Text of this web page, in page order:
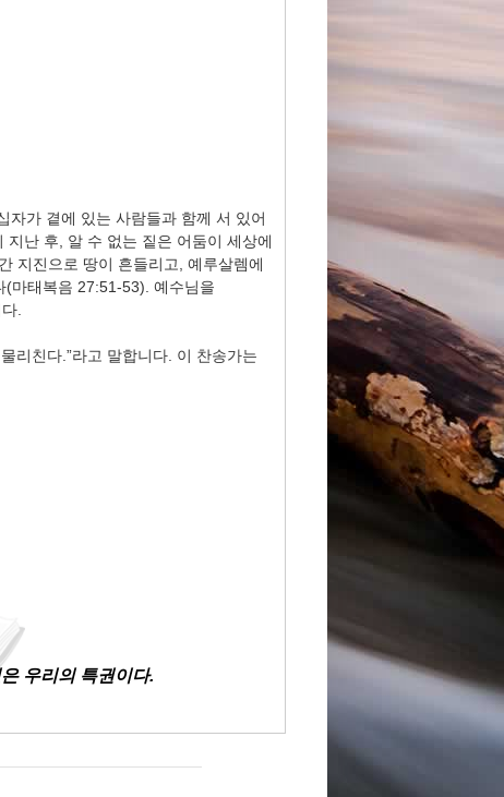
자가 곁에 있는 사람들과 함께 서 있어
난 후, 알 수 없는 짙은 어둠이 세상에
지진으로 땅이 흔들리고, 예루살렘에
(마태복음 27:51-53). 예수님을
.
리친다.”라고 말합니다. 이 찬송가는
우리의 특권이다.